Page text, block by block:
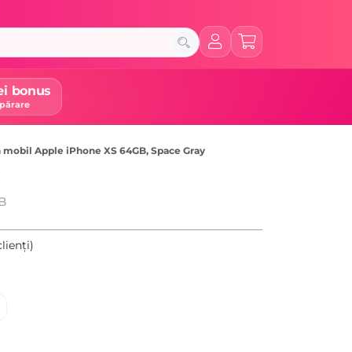
bonus
mobil Apple iPhone XS 64GB, Space Gray